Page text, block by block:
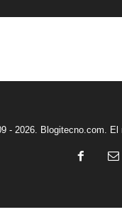
- 2026. Blogitecno.com. El